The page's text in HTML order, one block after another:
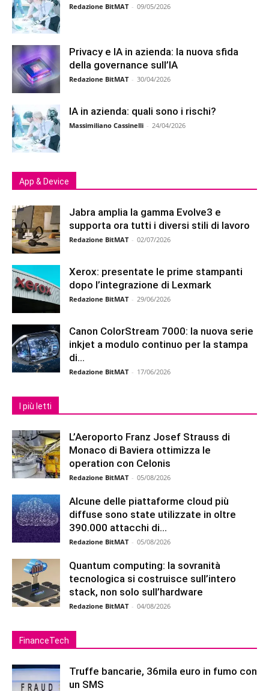
Redazione BitMAT - 09/05/2026
Privacy e IA in azienda: la nuova sfida
della governance sull’IA
Redazione BitMAT - 30/04/2026
IA in azienda: quali sono i rischi?
Massimiliano Cassinelli - 24/04/2026
App & Device
Jabra amplia la gamma Evolve3 e
supporta ora tutti i diversi stili di lavoro
Redazione BitMAT - 02/07/2026
Xerox: presentate le prime stampanti
dopo l’integrazione di Lexmark
Redazione BitMAT - 29/06/2026
Canon ColorStream 7000: la nuova serie
inkjet a modulo continuo per la stampa
di...
Redazione BitMAT - 17/06/2026
I più letti
L’Aeroporto Franz Josef Strauss di
Monaco di Baviera ottimizza le
operation con Celonis
Redazione BitMAT - 05/08/2026
Alcune delle piattaforme cloud più
diffuse sono state utilizzate in oltre
390.000 attacchi di...
Redazione BitMAT - 05/08/2026
Quantum computing: la sovranità
tecnologica si costruisce sull’intero
stack, non solo sull’hardware
Redazione BitMAT - 04/08/2026
FinanceTech
Truffe bancarie, 36mila euro in fumo con
un SMS